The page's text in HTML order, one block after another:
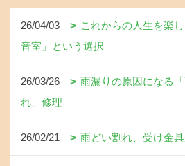
26/04/03
これからの人生を楽
音室」という選択
26/03/26
雨漏りの原因になる
れ」修理
26/02/21 雨どい割れ、受け金